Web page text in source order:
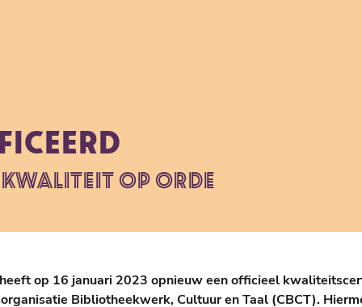
OP ORDE
op 16 januari 2023 opnieuw een officieel
Bibliotheekwerk, Cultuur en Taal (CBCT).